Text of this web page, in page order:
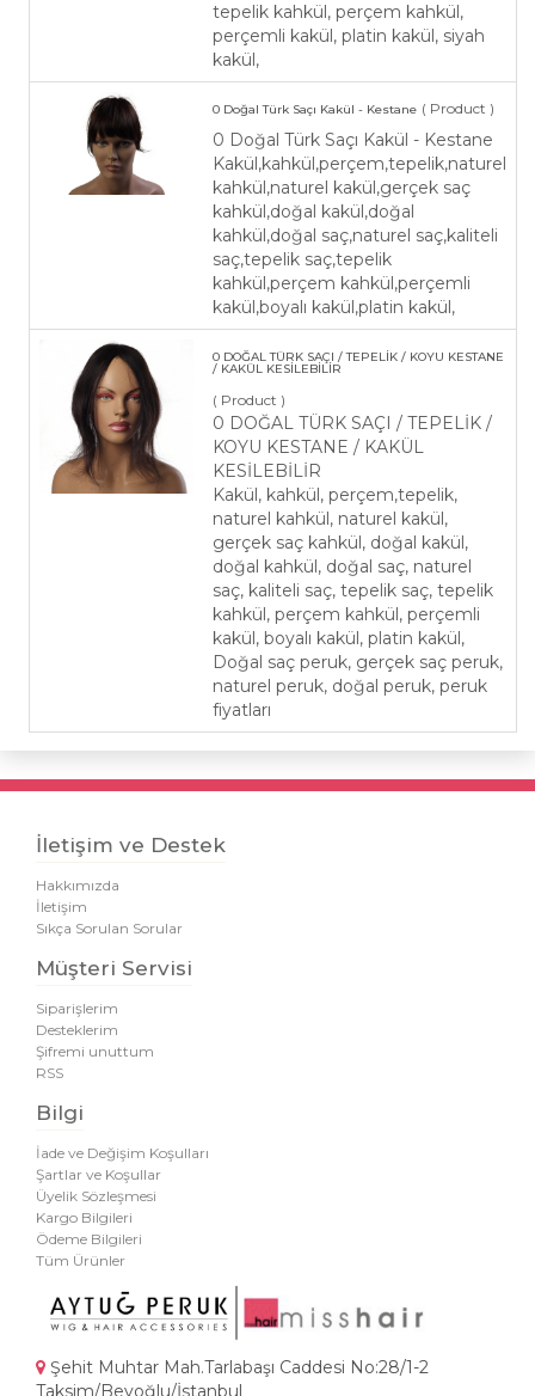
tepelik kahkül, perçem kahkül,
perçemli kakül, platin kakül, siyah
kakül,
0 Doğal Türk Saçı Kakül - Kestane ( Product )
0 Doğal Türk Saçı Kakül - Kestane
Kakül,kahkül,perçem,tepelik,naturel
kahkül,naturel kakül,gerçek saç
kahkül,doğal kakül,doğal
kahkül,doğal saç,naturel saç,kaliteli
saç,tepelik saç,tepelik
kahkül,perçem kahkül,perçemli
kakül,boyalı kakül,platin kakül,
0 DOĞAL TÜRK SAÇI / TEPELİK / KOYU KESTANE
/ KAKÜL KESİLEBİLİR
( Product )
0 DOĞAL TÜRK SAÇI / TEPELİK /
KOYU KESTANE / KAKÜL
KESİLEBİLİR
Kakül, kahkül, perçem,tepelik,
naturel kahkül, naturel kakül,
gerçek saç kahkül, doğal kakül,
doğal kahkül, doğal saç, naturel
saç, kaliteli saç, tepelik saç, tepelik
kahkül, perçem kahkül, perçemli
kakül, boyalı kakül, platin kakül,
Doğal saç peruk, gerçek saç peruk,
naturel peruk, doğal peruk, peruk
fiyatları
İletişim ve Destek
Hakkımızda
İletişim
Sıkça Sorulan Sorular
Müşteri Servisi
Siparişlerim
Desteklerim
Şifremi unuttum
RSS
Bilgi
İade ve Değişim Koşulları
Şartlar ve Koşullar
Üyelik Sözleşmesi
Kargo Bilgileri
Ödeme Bilgileri
Tüm Ürünler
Şehit Muhtar Mah.Tarlabaşı Caddesi No:28/1-2
Taksim/Beyoğlu/İstanbul